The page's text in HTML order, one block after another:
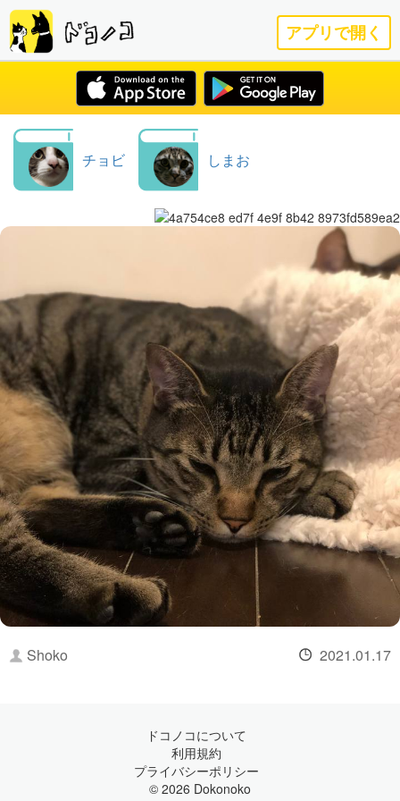
アプリで開く
チョビ しまお
Shoko 2021.01.17
ドコノコについて
利用規約
プライバシーポリシー
© 2026 Dokonoko